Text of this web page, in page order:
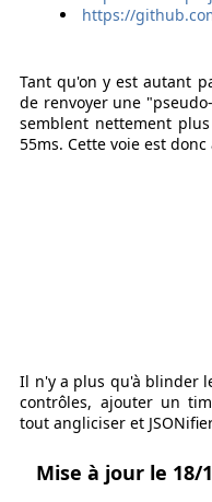
https://
Tant qu'on y est autant
de renvoyer une
semblent nettement
55ms. Cette voie est
Il n'y a plus qu'à blinder
contrôles, ajouter un
tout angliciser et
Mise à jour le 18/